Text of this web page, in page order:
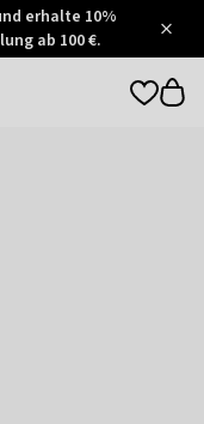
erhalte 10%
ab 100 €.